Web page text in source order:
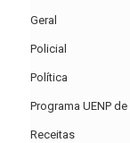
Geral
Policial
Política
Programa UENP
Receitas